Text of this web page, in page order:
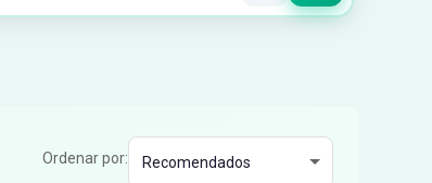
Ordenar por: